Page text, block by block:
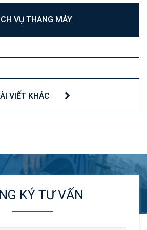
VỤ THANG MÁY
VIẾT KHÁC
KÝ TƯ VẤN